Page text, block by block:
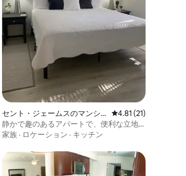
、5つ星中4.84つ星の平均評価
セント・ジェームスのマンシ
ョン・アパート
レビュー21件、5つ
4.81 (21)
静かで趣のあるアパートで、便利な立地
です
家族 · ロケーション · キッチン